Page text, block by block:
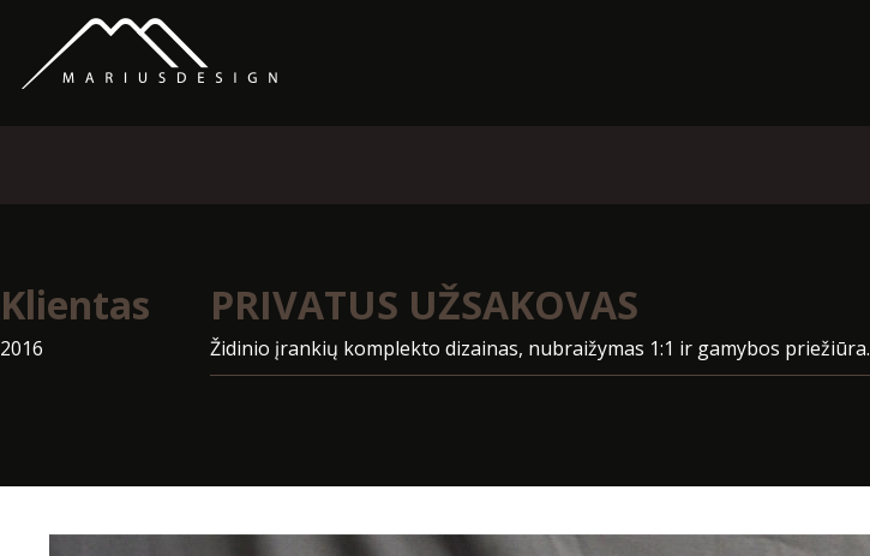
Klientas
2016
PRIVATUS UŽSAKOVAS
Židinio įrankių komplekto dizainas, nubraižymas 1:1 ir gamybos priežiūra.